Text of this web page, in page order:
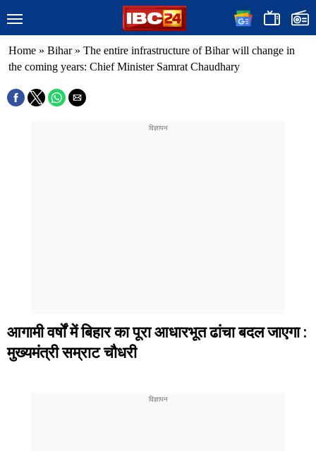
Home » Bihar» The entire infrastructure of Bihar will change in
the coming years: Chief Minister Samrat Chaudhary
आगामी वर्षों में बिहार का पूरा आधारभूत ढांचा बदल जाएगा :
मुख्यमंत्री सम्राट चौधरी